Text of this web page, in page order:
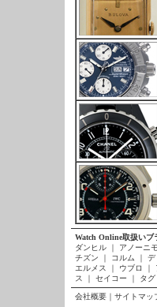
Watch Online取扱いブ
ダンヒル
｜ アノーニ
チズン
｜ コルム ｜ デ
エルメス
｜ ウブロ ｜
ス
｜ セイコー ｜ タ
会社概要 ｜ サイトマッ